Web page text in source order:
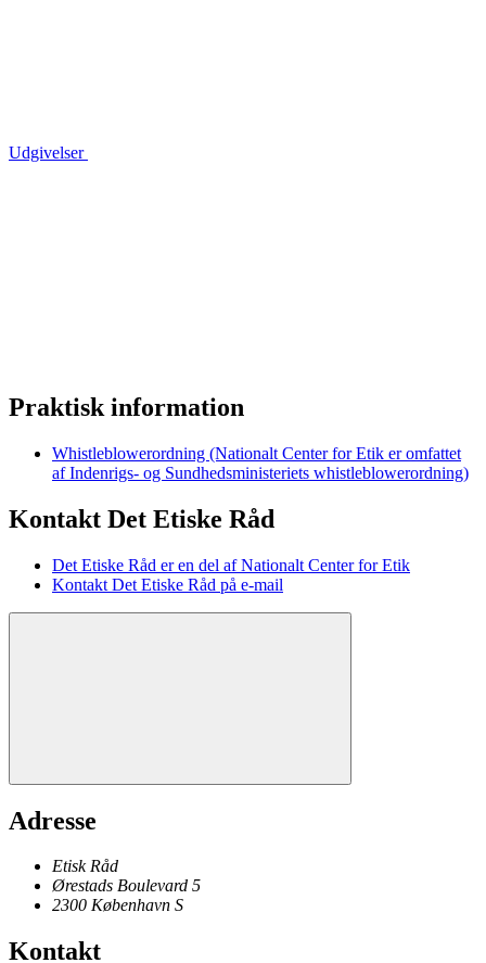
Udgivelser
Praktisk information
Whistleblowerordning (Nationalt Center for Etik er omfattet
af Indenrigs- og Sundhedsministeriets whistleblowerordning)
Kontakt Det Etiske Råd
Det Etiske Råd er en del af Nationalt Center for Etik
Kontakt Det Etiske Råd på e-mail
Adresse
Etisk Råd
Ørestads Boulevard 5
2300 København S
Kontakt